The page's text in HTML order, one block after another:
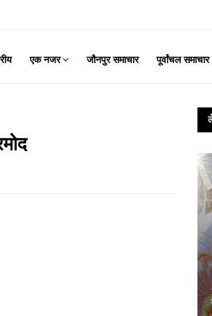
एक नजर जौनपुर समाचार पूर्वांचल समाचार